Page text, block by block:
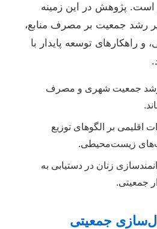
پژوهش در این زمینه
رشد جمعیت بر مصرف منابع،
راهکارهای توسعه پایدار با
رشد جمعیت شهری و مصرف
اقلیمی بر الگوهای توزیع
زیست‌محیطی.
زنان در دستیابی به
جمعیتی.